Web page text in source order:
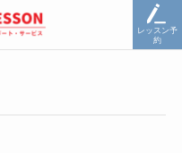
レッスン予
約